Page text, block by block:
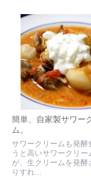
簡単、自家製サワー
ム。
サワークリームも発酵
うと高いサワークリー
が、生クリームを発酵
りすれ...